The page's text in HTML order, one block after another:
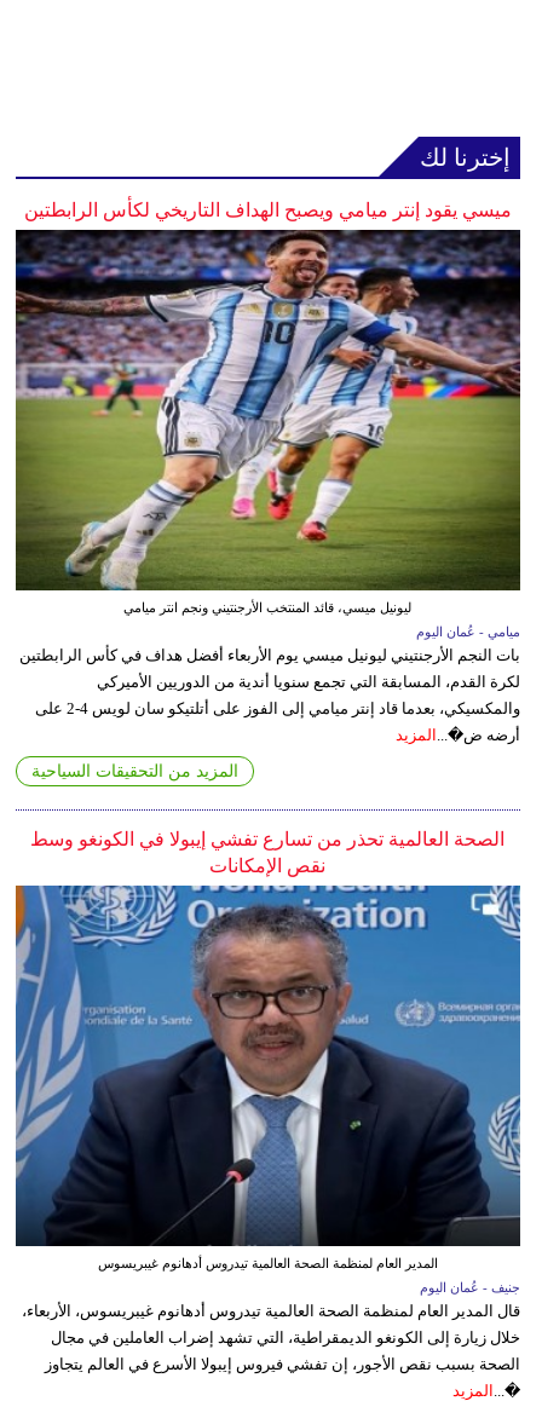
إخترنا لك
ميسي يقود إنتر ميامي ويصبح الهداف التاريخي لكأس الرابطتين
ليونيل ميسي، قائد المنتخب الأرجنتيني ونجم انتر ميامي
ميامي - عُمان اليوم
بات النجم الأرجنتيني ليونيل ميسي يوم الأربعاء أفضل هداف في كأس الرابطتين
لكرة القدم، المسابقة التي تجمع سنويا أندية من الدوريين الأميركي
والمكسيكي، بعدما قاد إنتر ميامي إلى الفوز على أتلتيكو سان لويس 4-2 على
أرضه ض�...
المزيد
المزيد من التحقيقات السياحية
الصحة العالمية تحذر من تسارع تفشي إيبولا في الكونغو وسط
نقص الإمكانات
المدير العام لمنظمة الصحة العالمية تيدروس أدهانوم غيبريسوس
جنيف - عُمان اليوم
قال المدير العام لمنظمة الصحة العالمية تيدروس أدهانوم غيبريسوس، الأربعاء،
خلال زيارة إلى الكونغو الديمقراطية، التي تشهد إضراب العاملين في مجال
الصحة بسبب نقص الأجور، إن تفشي فيروس إيبولا الأسرع في العالم يتجاوز
�... المزيد